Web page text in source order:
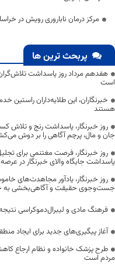
مرکز درمان ناباروری رویش در
پربحث ترین ها
هفدهم مرداد روز پاسداشت
است
خبرنگاران، این طلایه‌داران راستین
هستند
روز خبرنگار، پاسداشت رنج و تلاش
جان و مال، پرچم آگاهی را بر دوش
روز خبرنگار، فرصت مغتنمی برای
پاسداشت جایگاه والای خبرنگار در
روز خبرنگار، یادآور مجاهدت‌های
جست‌وجوی حقیقت و آگاهی‌بخشی به
فرهنگ مادی و لیبرال‌دموکراسی
آغاز پیگیری‌های جدید برای ایجاد
طرح پزشک خانواده و نظام ارجاع
مردم است